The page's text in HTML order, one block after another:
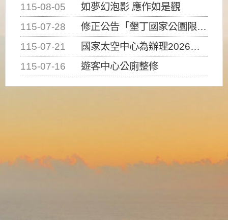
115-08-05
如夢幻泡影 應作如是觀
115-07-28
修正公告「墾丁國家公園限制水域遊憩活動之種類、範圍、時間及行為」，自即日生效。
115-07-21
國家太空中心為辦理2026台灣盃火箭競賽，陸、海、空域警戒及協調相關事宜，因颱風備案事宜
115-07-16
遊客中心公廁整修